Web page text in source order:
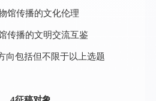
馆传播的文化伦理
传播的文明交流互鉴
向包括但不限于以上选题